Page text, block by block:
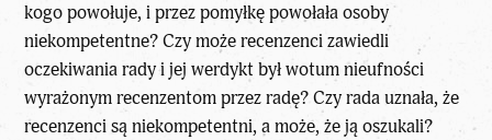
kogo powołuje, i przez pomyłkę powołała osoby
niekompetentne? Czy może recenzenci zawiedli
oczekiwania rady i jej werdykt był wotum nieufności
wyrażonym recenzentom przez radę? Czy rada uznała, że
recenzenci są niekompetentni, a może, że ją oszukali?